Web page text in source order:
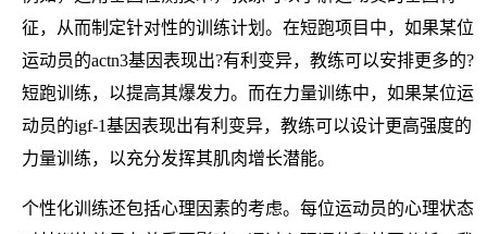
征，从而制定针对性的训练计划。在短跑项目中，如果某位
运动员的actn3基因表现出?有利变异，教练可以安排更多的?
短跑训练，以提高其爆发力。而在力量训练中，如果某位运
动员的igf-1基因表现出有利变异，教练可以设计更高强度的
力量训练，以充分发挥其肌肉增长潜能。
个性化训练还包括心理因素的考虑。每位运动员的心理状态